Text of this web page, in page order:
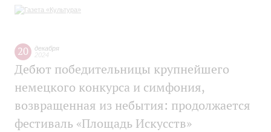
20
декабря
Дебют победительницы крупнейшего
немецкого конкурса и симфония,
возвращенная из небытия: продолжается
фестиваль «Площадь Искусств»